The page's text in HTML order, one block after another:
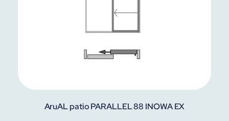
AruAL patio PARALLEL 88 INOWA EX